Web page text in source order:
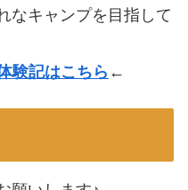
なキャンプを目指して
験記はこちら ←